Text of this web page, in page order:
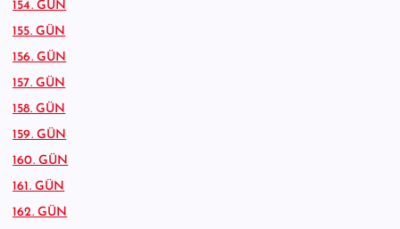
154. GÜN
155. GÜN
156. GÜN
157. GÜN
158. GÜN
159. GÜN
160. GÜN
161. GÜN
162. GÜN